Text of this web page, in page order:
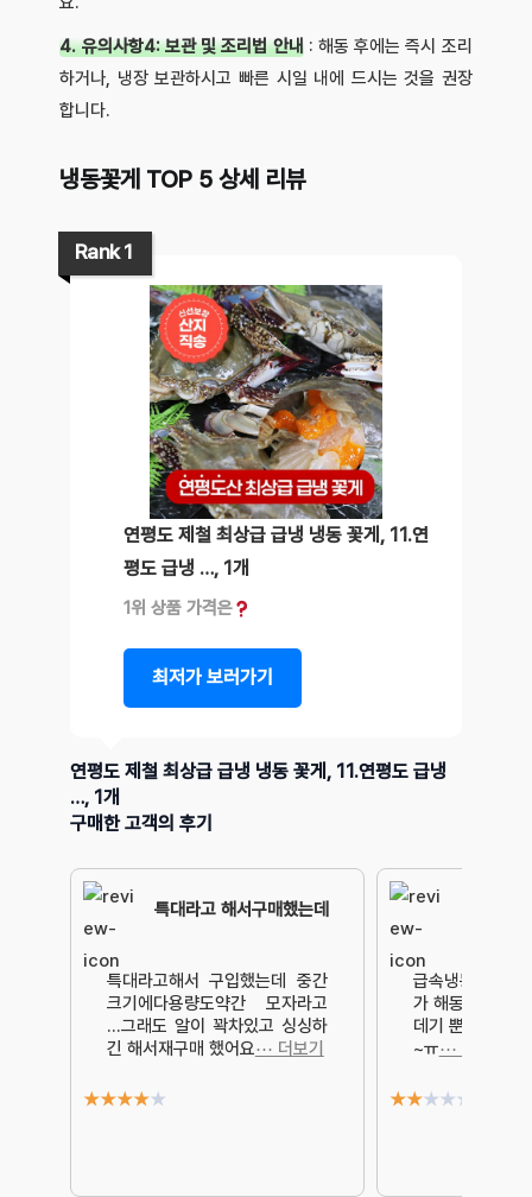
4. 유의사항4: 보관 및 조리법 안내: 해동 후에는 즉시 조리
하거나, 냉장 보관하시고 빠른 시일 내에 드시는 것을 권장
합니다.
냉동꽃게 TOP 5 상세 리뷰
Rank 1
연평도 제철 최상급 급냉 냉동 꽃게, 11.연
평도 급냉 …, 1개
1위 상품 가격은
최저가 보러가기
연평도 제철 최상급 급냉 냉동 꽃게, 11.연평도 급냉
…, 1개
구매한 고객의 후기
특대라고 해서구매했는데
특대라고해서 구입했는데 중간
크기에다용량도약간 모자라고
…그래도 알이 꽉차있고 싱싱하
긴 해서재구매 했어요⋯ 더보기
★★★★★
급속냉동 꽃게
가 해동후 내용
데기 뿐이라 쓰
~ㅠ⋯ 더보기
★★★★★